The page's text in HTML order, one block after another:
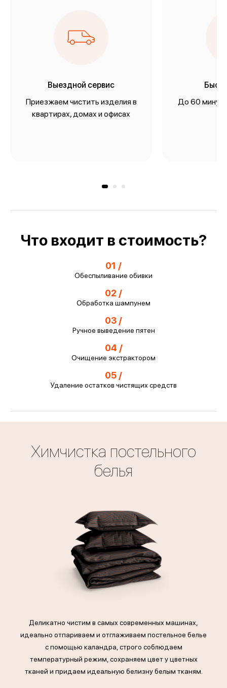
Выездной сервис
Приезжаем чистить изделия в
квартирах, домах и офисах
До 60 минут
Что входит в стоимость?
01 /
Обеспыливание обивки
02 /
Обработка шампунем
03 /
Ручное выведение пятен
04 /
Очищение экстрактором
05 /
Удаление остатков чистящих средств
Химчистка постельного
белья
Деликатно чистим в самых современных машинах,
идеально отпариваем и отглаживаем постельное белье
с помощью каландра, строго соблюдаем
температурный режим, сохраняем цвет у цветных
тканей и придаем идеальную белизну белым тканям.